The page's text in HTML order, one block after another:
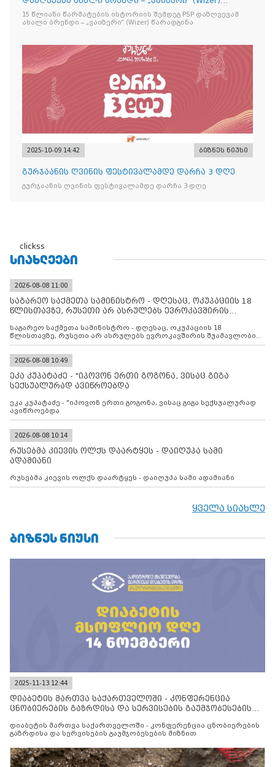
წარადგინა
15 წლიანი წარმატების ისტორიის შემდეგ PSP დაზღვევამ
ახალი ბრენდი – „ვაიზერი“ (Wizer) წარადგინა
2025-10-09 14:42 ბიზნეს ნიუსი
გურჯაანის ღვინის ფესტივალამდე დარჩა 3 დღე
გურჯაანის ღვინის ფესტივალამდე დარჩა 3 დღე
clickss
ᲡᲘᲐᲮᲚᲔᲔᲑᲘ
2026-08-08 11:00
საგარეო საქმეთა სამინისტრო - დღესაც, ოკუპაციის 18
წლისთავზე, რუსეთი არ ასრულებს ევროკავშირის
საგარეო საქმეთა სამინისტრო - დღესაც, ოკუპაციის 18
წლისთავზე, რუსეთი არ ასრულებს ევროკავშირის შუამავლობით
დადებულ 2008 წლის 12 აგვისტოს ცეცხლის შეწყვეტის
კონტროლს ოკუპირებულ რეგიონებში, აგრძელებს მათი
მილიტარიზაციის პროცესს და აქტიურად დგამს ნაბიჯებს მათი
ფაქტობრივი ანექსიისკენ
2026-08-08 10:49
ეკა კუპატაძე - "იპოვონ ერთი გოგონა, ვისაც გიგა
სექსუალურად ავიწროებდა
ეკა კუპატაძე - "იპოვონ ერთი გოგონა, ვისაც გიგა სექსუალურად
ავიწროებდა
2026-08-08 10:14
რუსებმა კიევის ოლქს დაარტყეს - დაიღუპა სამი
ადამიანი
რუსებმა კიევის ოლქს დაარტყეს - დაიღუპა სამი ადამიანი
ყველა სიახლე
ᲑᲘᲖᲜᲔᲡ ᲜᲘᲣᲡᲘ
2025-11-13 12:44
დიაბეტის მართვა საქართველოში - კონფერენცია
ცნობიერების გაზრდისა და სერვისების გაუმჯობესების
დიაბეტის მართვა საქართველოში - კონფერენცია ცნობიერების
გაზრდისა და სერვისების გაუმჯობესების მიზნით